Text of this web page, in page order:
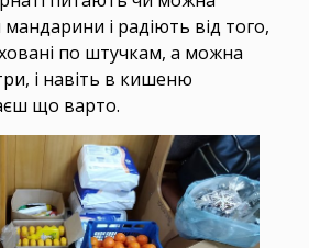
і радіють від того,
по штучкам, а можна
три, і навіть в кишеню
що варто.